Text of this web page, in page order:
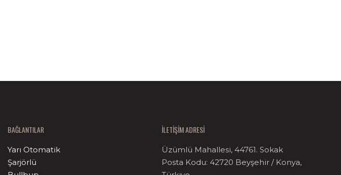
BAĞLANTILAR
Yarı Otomatik
Şarjörlü
İLETİŞİM ADRESİ
Üzümlü Mahallesi, 44761. Sokak
Posta Kodu: 42720 Beyşehir / Konya,